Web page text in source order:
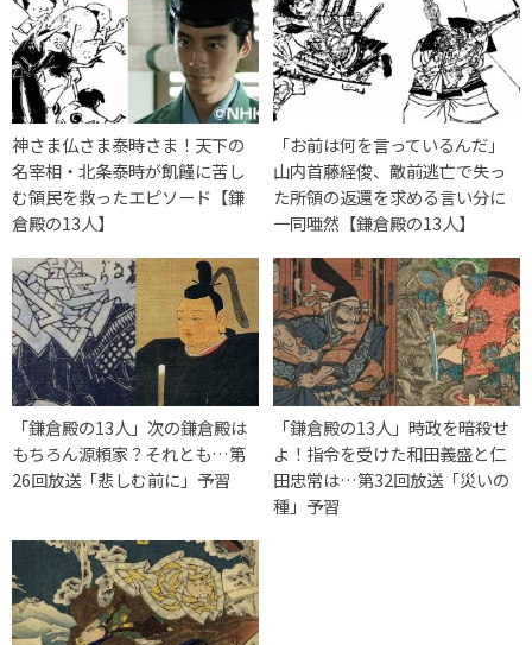
神さま仏さま泰時さま！天下の
名宰相・北条泰時が飢饉に苦し
む領民を救ったエピソード【鎌
倉殿の13人】
「お前は何を言っているんだ」
山内首藤経俊、敵前逃亡で失っ
た所領の返還を求める言い分に
一同唖然【鎌倉殿の13人】
「鎌倉殿の13人」次の鎌倉殿は
もちろん源頼家？それとも…第
26回放送「悲しむ前に」予習
「鎌倉殿の13人」時政を暗殺せ
よ！指令を受けた和田義盛と仁
田忠常は…第32回放送「災いの
種」予習